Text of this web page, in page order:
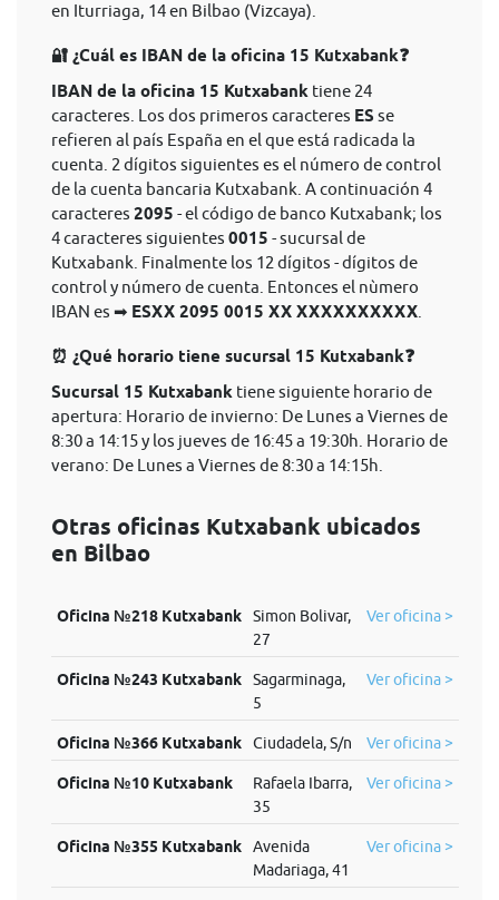
en Iturriaga, 14 en Bilbao (Vizcaya).
🔐 ¿Cuál es IBAN de la oficina 15 Kutxabank❓
IBAN de la oficina 15 Kutxabank tiene 24
caracteres. Los dos primeros caracteres ES se
refieren al país España en el que está radicada la
cuenta. 2 dígitos siguientes es el número de control
de la cuenta bancaria Kutxabank. A continuación 4
caracteres 2095 - el código de banco Kutxabank; los
4 caracteres siguientes 0015 - sucursal de
Kutxabank. Finalmente los 12 dígitos - dígitos de
control y número de cuenta. Entonces el nùmero
IBAN es ➡ ESXX 2095 0015 XX XXXXXXXXXX
⏰ ¿Qué horario tiene sucursal 15 Kutxabank❓
Sucursal 15 Kutxabank tiene siguiente horario de
apertura: Horario de invierno: De Lunes a Viernes de
8:30 a 14:15 y los jueves de 16:45 a 19:30h. Horario de
verano: De Lunes a Viernes de 8:30 a 14:15h.
Otras oficinas Kutxabank ubicados
en Bilbao
Oficina №218 Kutxabank
Simon Bolivar,
27
Ver oficina >
Oficina №243 Kutxabank
Sagarminaga,
5
Ver oficina >
Oficina №366 Kutxabank Ciudadela, S/n Ver oficina >
Oficina №10 Kutxabank
Rafaela Ibarra,
35
Ver oficina >
Oficina №355 Kutxabank
Avenida
Madariaga, 41
Ver oficina >